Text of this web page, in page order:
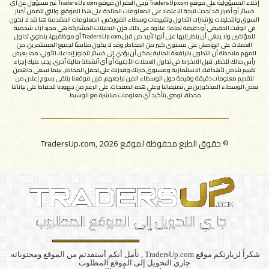
شروط الاستخدام
إخلاء المسؤولية على موقع TradersUp.com يرجى العلم أن موقع TradersUp.com غير مسؤول عن أي
خسائر أو أضرار قد تحدث نتيجة الاعتماد على المعلومات المتاحة على هذا الموقع، والتي تتضمن أخبار
السوق والتحليلات وإشارات التداول وتقييمات وسطاء الفوركس، المعلومات المقدمة هنا قد لا تكون
في الوقت الحقيقي أو دقيقة تماما؛ علاوة على ذلك، فإن التحليلات المشتركة هي مجرد آراء شخصية
للمؤلفين ولا ينبغي أن ينظر إليها على أنها تأييد من قبل TradersUp.com أو موظفيها، ينطوي تداول
العملات على الهامش على مستوى كبير من المخاطر وقد لا يكون مناسبًا لجميع المستثمرين، من
المهم ملاحظة أن التداول بالرافعة المالية يمكن أن يؤدي إلى خسائر تتجاوز إيداعك الأولي، مما يعرض
رأس مالك للخطر. قبل الانخراط في تداول العملات الأجنبية أو أي أنشطة مالية أخرى، يجب عليك إجراء
تقييم شامل لأهدافك الاستثمارية ومستوى خبرتك وقدرتك على تحمل المخاطر، بينما نسعى جاهدين
لتقديم معلومات دقيقة وقيمة حول الوسطاء الذين نراجعهم، فإن موقعنا يتلقى رسوم إعلان من
بعض الوسطاء المذكورين في تصنيفاتنا وعلى هذه الصفحات، على الرغم من جهودنا للحفاظ على بياناتنا
محدثة، نوصي بتأكيد أي معلومات مباشرة مع الوسيط.
© حقوق الطبع محفوظة لموقع TradersUp.com, 2026
​شكراً لزيارتكم موقع TradersUp.com , نأمل أنكم أستفدتم من الموقع ومحتوياته.
جاري التحويل إلى الموقع المطلوب